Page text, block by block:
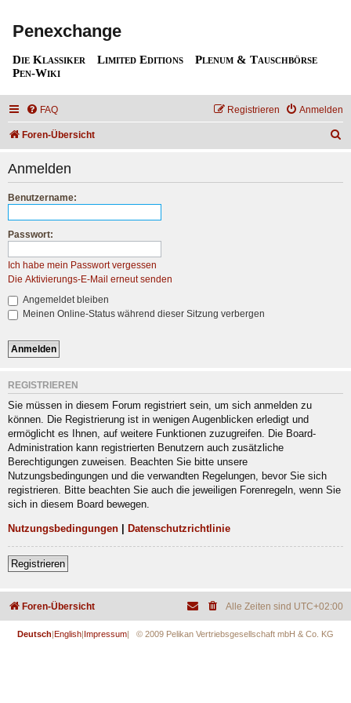
Penexchange
Die Klassiker Limited Editions
Plenum & Tauschbörse
Pen-Wiki
FAQ Anmelden
Registrieren
Foren-Übersicht
Anmelden
Benutzername:
Passwort:
Ich habe mein Passwort vergessen
Die Aktivierungs-E-Mail erneut senden
Angemeldet bleiben
Meinen Online-Status während dieser Sitzung verbergen
REGISTRIEREN
Sie müssen in diesem Forum registriert sein, um sich anmelden zu
können. Die Registrierung ist in wenigen Augenblicken erledigt und
ermöglicht es Ihnen, auf weitere Funktionen zuzugreifen. Die Board-
Administration kann registrierten Benutzern auch zusätzliche
Berechtigungen zuweisen. Beachten Sie bitte unsere
Nutzungsbedingungen und die verwandten Regelungen, bevor Sie sich
registrieren. Bitte beachten Sie auch die jeweiligen Forenregeln, wenn Sie
sich in diesem Board bewegen.
Nutzungsbedingungen Datenschutzrichtlinie
Registrieren
Foren-Übersicht Alle Zeiten sind UTC+02:00
Deutsch English Impressum | © 2009 Pelikan Vertriebsgesellschaft mbH & Co. KG